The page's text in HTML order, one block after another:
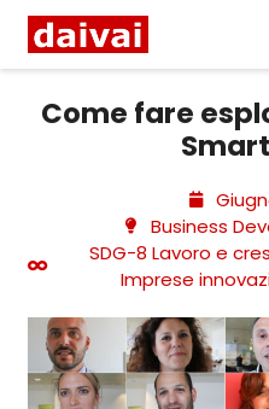
Come fare
Business
SDG-8 Lavoro e
Imprese